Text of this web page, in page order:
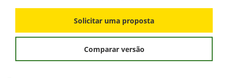
Solicitar uma proposta
Comparar versão